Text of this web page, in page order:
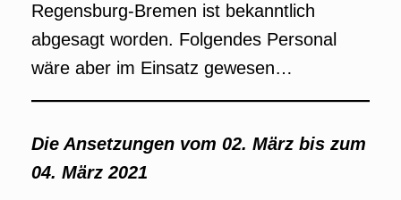
Regensburg-Bremen ist bekanntlich
abgesagt worden. Folgendes Personal
wäre aber im Einsatz gewesen…
Die Ansetzungen vom 02. März bis zum
04. März 2021